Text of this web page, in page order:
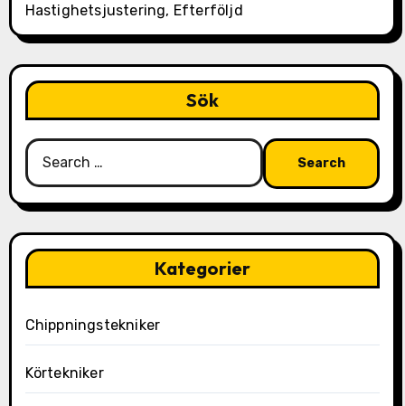
Hastighetsjustering, Efterföljd
Sök
Search
for:
Kategorier
Chippningstekniker
Körtekniker